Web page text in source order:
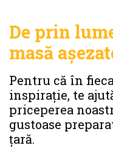
De prin
masă
Pentru că în
inspirație, te
priceperea
gustoase
țară.